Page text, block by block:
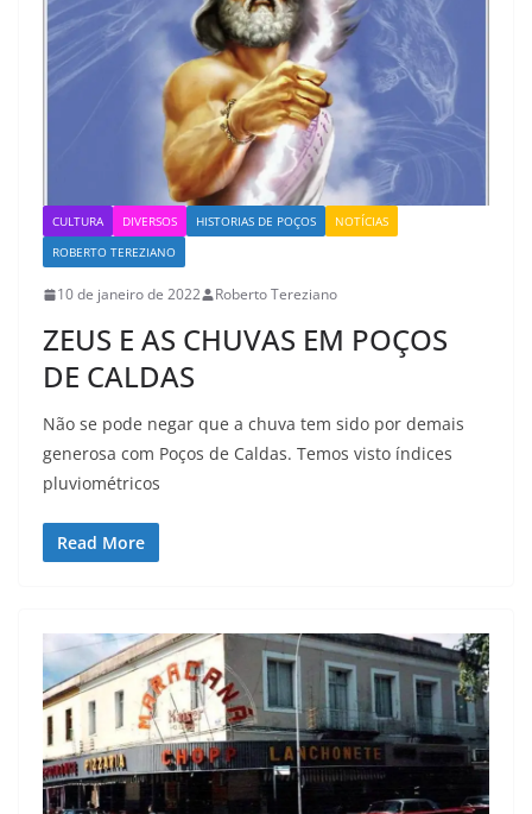
CULTURA DIVERSOS HISTORIAS DE POÇOS
NOTÍCIAS
ROBERTO TEREZIANO
10 de janeiro de 2022 Roberto Tereziano
ZEUS E AS CHUVAS EM POÇOS
DE CALDAS
Não se pode negar que a chuva tem sido por demais
generosa com Poços de Caldas. Temos visto índices
pluviométricos
Read More